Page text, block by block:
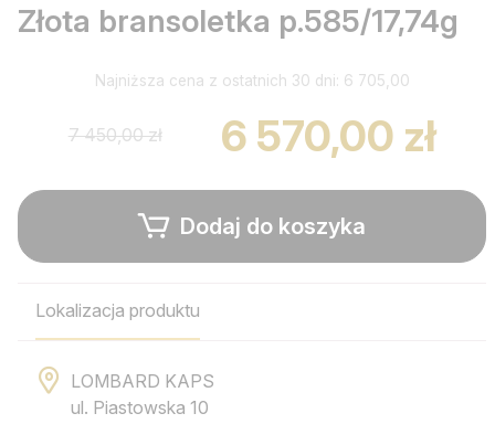
Złota bransoletka p.585/17,74g
Najniższa cena z ostatnich 30 dni: 6 705,00
7 450,00 zł 6 570,00 zł
Dodaj do koszyka
Lokalizacja produktu
LOMBARD KAPS
ul. Piastowska 10